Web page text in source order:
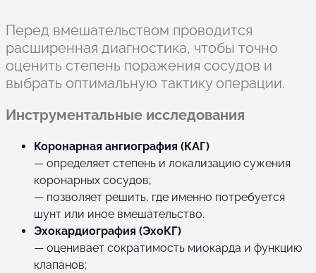
Перед вмешательством проводится
расширенная диагностика, чтобы точно
оценить степень поражения сосудов и
выбрать оптимальную тактику операции.
Инструментальные исследования
Коронарная ангиография (КАГ)
— определяет степень и локализацию сужения
коронарных сосудов;
— позволяет решить, где именно потребуется
шунт или иное вмешательство.
Эхокардиография (ЭхоКГ)
— оценивает сократимость миокарда и функцию
клапанов;